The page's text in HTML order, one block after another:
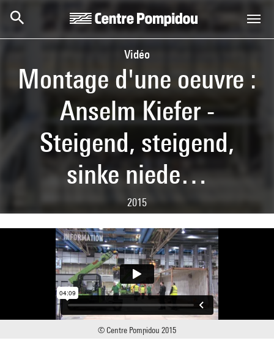
Vidéo
Montage d'une oeuvre :
Anselm Kiefer -
Steigend, steigend,
sinke niede…
2015
© Centre Pompidou 2015